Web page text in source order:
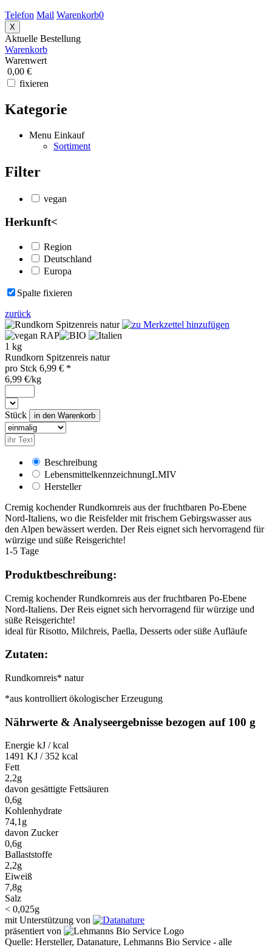
Telefon Mail Warenkorb0
X
Aktuelle Bestellung
Warenkorb
Warenwert
0,00 €
fixieren
Kategorie
Menu Einkauf
Sortiment
Filter
vegan
Herkunft<
Region
Deutschland
Europa
Spalte fixieren
zurück
RAP
1 kg
Rundkorn Spitzenreis natur
pro Stck 6,99 € *
6,99 €/kg
Stück
Beschreibung
LebensmittelkennzeichnungLMIV
Hersteller
Cremig kochender Rundkornreis aus der fruchtbaren Po-Ebene
Nord-Italiens, wo die Reisfelder mit frischem Gebirgswasser aus
den Alpen bewässert werden. Der Reis eignet sich hervorragend für
würzige und süße Reisgerichte!
1-5 Tage
Produktbeschreibung:
Cremig kochender Rundkornreis aus der fruchtbaren Po-Ebene
Nord-Italiens. Der Reis eignet sich hervorragend für würzige und
süße Reisgerichte!
ideal für Risotto, Milchreis, Paella, Desserts oder süße Aufläufe
Zutaten:
Rundkornreis* natur
*aus kontrolliert ökologischer Erzeugung
Nährwerte & Analyseergebnisse bezogen auf 100 g
Energie kJ / kcal
1491 KJ / 352 kcal
Fett
2,2g
davon gesättigte Fettsäuren
0,6g
Kohlenhydrate
74,1g
davon Zucker
0,6g
Ballaststoffe
2,2g
Eiweiß
7,8g
Salz
< 0,025g
mit Unterstützung von
präsentiert von
Quelle: Hersteller, Datanature, Lehmanns Bio Service - alle